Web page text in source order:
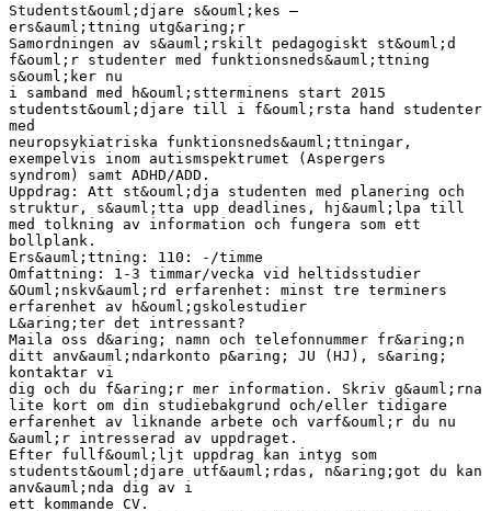
Studentst&ouml;djare s&ouml;kes –
ers&auml;ttning utg&aring;r
Samordningen av s&auml;rskilt pedagogiskt st&ouml;d
f&ouml;r studenter med funktionsneds&auml;ttning
s&ouml;ker nu
i samband med h&ouml;stterminens start 2015
studentst&ouml;djare till i f&ouml;rsta hand studenter
med
neuropsykiatriska funktionsneds&auml;ttningar,
exempelvis inom autismspektrumet (Aspergers
syndrom) samt ADHD/ADD.
Uppdrag: Att st&ouml;dja studenten med planering och
struktur, s&auml;tta upp deadlines, hj&auml;lpa till
med tolkning av information och fungera som ett
bollplank.
Ers&auml;ttning: 110: -/timme
Omfattning: 1-3 timmar/vecka vid heltidsstudier
&Ouml;nskv&auml;rd erfarenhet: minst tre terminers
erfarenhet av h&ouml;gskolestudier
L&aring;ter det intressant?
Maila oss d&aring; namn och telefonnummer fr&aring;n
ditt anv&auml;ndarkonto p&aring; JU (HJ), s&aring;
kontaktar vi
dig och du f&aring;r mer information. Skriv g&auml;rna
lite kort om din studiebakgrund och/eller tidigare
erfarenhet av liknande arbete och varf&ouml;r du nu
&auml;r intresserad av uppdraget.
Efter fullf&ouml;ljt uppdrag kan intyg som
studentst&ouml;djare utf&auml;rdas, n&aring;got du kan
anv&auml;nda dig av i
ett kommande CV.